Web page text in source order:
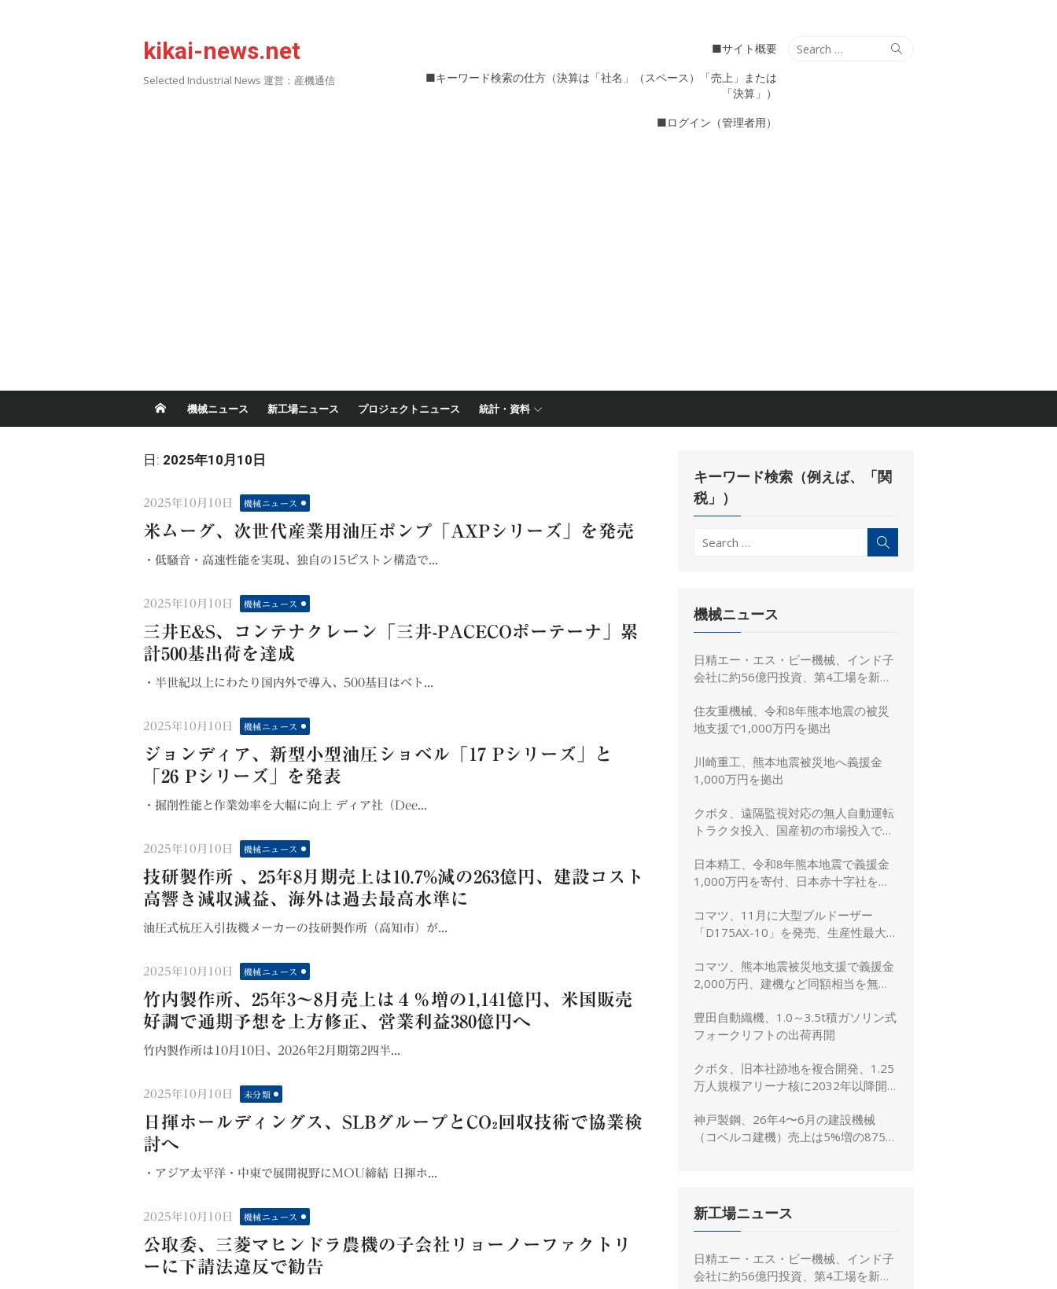
kikai-news.net
Selected Industrial News 運営：産機通信
Search
Search
■サイト概要
■キーワード検索の仕方（決算は「社名」（スペース）「売上」または
「決算」）
■ログイン（管理者用）
機械ニュース 新工場ニュース プロジェクトニュース 統計・資料
日: 2025年10月10日
Posted
on
2025年10月10日 機械ニュース
米ムーグ、次世代産業用油圧ポンプ「AXPシリーズ」を発売
・低騒音・高速性能を実現、独自の15ピストン構造で...
Posted
on
2025年10月10日 機械ニュース
三井E&S、コンテナクレーン「三井-PACECOポーテーナ」累
計500基出荷を達成
・半世紀以上にわたり国内外で導入、500基目はベト...
Posted
2025年10月10日 機械ニュース
ジョンディア、新型小型油圧ショベル「17 Pシリーズ」と
「26 Pシリーズ」を発表
・掘削性能と作業効率を大幅に向上 ディア社（Dee...
Posted
on
2025年10月10日 機械ニュース
技研製作所 、25年8月期売上は10.7%減の263億円、建設コスト
高響き減収減益、海外は過去最高水準に
油圧式杭圧入引抜機メーカーの技研製作所（高知市）が...
Posted
on
2025年10月10日 機械ニュース
竹内製作所、25年3～8月売上は４％増の1,141億円、米国販売
好調で通期予想を上方修正、営業利益380億円へ
竹内製作所は10月10日、2026年2月期第2四半...
Posted
on
2025年10月10日 未分類
日揮ホールディングス、SLBグループとCO₂回収技術で協業検
討へ
・アジア太平洋・中東で展開視野にMOU締結 日揮ホ...
Posted
on
2025年10月10日 機械ニュース
公取委、三菱マヒンドラ農機の子会社リョーノーファクトリ
ーに下請法違反で勧告
キーワード検索（例えば、「関
税」）
Search
機械ニュース
日精エー・エス・ビー機械、インド子
会社に約56億円投資、第4工場を新設
住友重機械、令和8年熊本地震の被災
地支援で1,000万円を拠出
川崎重工、熊本地震被災地へ義援金
1,000万円を拠出
クボタ、遠隔監視対応の無人自動運転
トラクタ投入、国産初の市場投入でス
日本精工、令和8年熊本地震で義援金
1,000万円を寄付、日本赤十字社を通
コマツ、11月に大型ブルドーザー
「D175AX-10」を発売、生産性最大
コマツ、熊本地震被災地支援で義援金
2,000万円、建機など同額相当を無償
豊田自動織機、1.0～3.5t積ガソリン式
フォークリフトの出荷再開
クボタ、旧本社跡地を複合開発、1.25
万人規模アリーナ核に2032年以降開
神戸製鋼、26年4〜6月の建設機械
（コベルコ建機）売上は5%増の875億
新工場ニュース
日精エー・エス・ビー機械、インド子
会社に約56億円投資、第4工場を新設